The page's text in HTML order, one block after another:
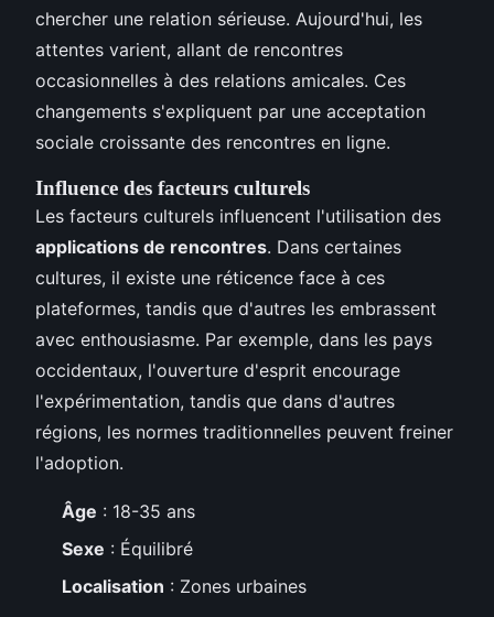
chercher une relation sérieuse. Aujourd'hui, les
attentes varient, allant de rencontres
occasionnelles à des relations amicales. Ces
changements s'expliquent par une acceptation
sociale croissante des rencontres en ligne.
Influence des facteurs culturels
Les facteurs culturels influencent l'utilisation des
applications de rencontres. Dans certaines
cultures, il existe une réticence face à ces
plateformes, tandis que d'autres les embrassent
avec enthousiasme. Par exemple, dans les pays
occidentaux, l'ouverture d'esprit encourage
l'expérimentation, tandis que dans d'autres
régions, les normes traditionnelles peuvent freiner
l'adoption.
Âge : 18-35 ans
Sexe : Équilibré
Localisation : Zones urbaines